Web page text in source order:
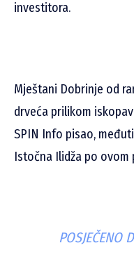
investitora.
Mještani Dobrinje od
drveća prilikom
SPIN Info pisao,
Istočna Ilidža po
POSJEČENO